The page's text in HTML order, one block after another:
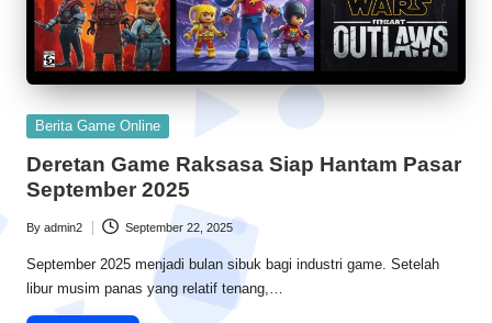
Posted
Berita Game Online
Deretan Game Raksasa Siap Hantam Pasar
September 2025
Posted
by
By admin2 September 22, 2025
September 2025 menjadi bulan sibuk bagi industri game. Setelah
libur musim panas yang relatif tenang,…